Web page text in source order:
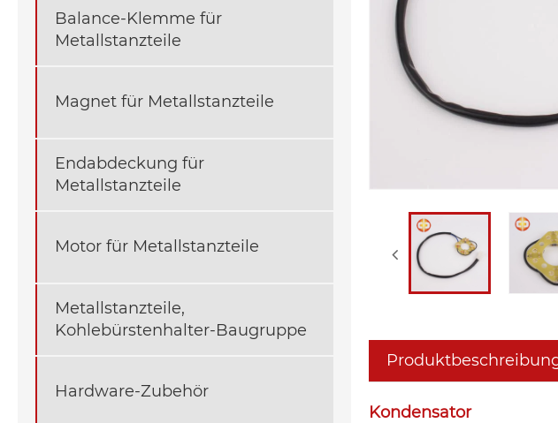
Balance-Klemme für
Metallstanzteile
Magnet für Metallstanzteile
Endabdeckung für
Metallstanzteile
Motor für Metallstanzteile
Metallstanzteile,
Kohlebürstenhalter-Baugruppe
Hardware-Zubehör
Kondensator